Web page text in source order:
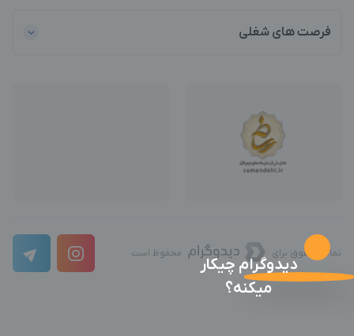
فرصت های شغلی
تمامی حقوق برای محفوظ است
دیدوگرام چیکار
میکنه؟